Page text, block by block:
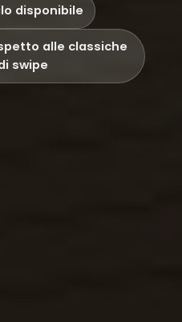
disponibile
alle classiche
swipe